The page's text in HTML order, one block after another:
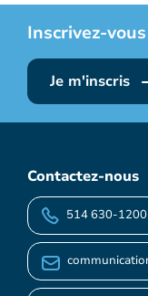
Inscrivez-
Je m'inscris
Contactez-nous
514 630-1200